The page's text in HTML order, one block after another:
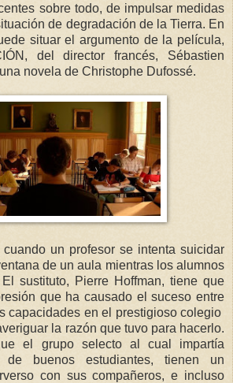
sobre todo, de impulsar medidas
de degradación de la Tierra. En
situar el argumento de la película,
del director francés, Sébastien
novela de Christophe Dufossé.
un profesor se intenta suicidar
de un aula mientras los alumnos
sustituto, Pierre Hoffman, tiene que
que ha causado el suceso entre
capacidades en el prestigioso colegio
la razón que tuvo para hacerlo.
el grupo selecto al cual impartía
de buenos estudiantes, tienen un
con sus compañeros, e incluso